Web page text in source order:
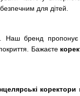
для дітей.
Наш бренд пропонує
Бажаєте
коректори